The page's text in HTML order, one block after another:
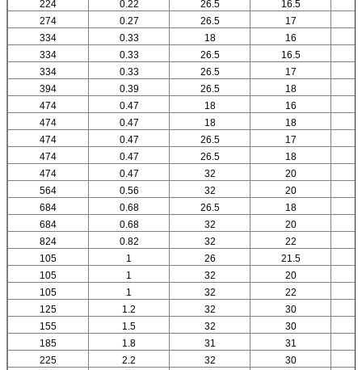
224
0.22 26.5
16.5
274
0.27 26.5
17
334
0.33 18
16
334
0.33 26.5
16.5
334
0.33 26.5
17
394
0.39 26.5
18
474
0.47 18
16
474
0.47 18
18
474
0.47 26.5
17
474
0.47 26.5
18
474
0.47 32
20
564
0.56 32
20
684
0.68 26.5
18
684
0.68 32
20
824
0.82 32
22
105
1 26
21.5
105
1 32
20
105
1 32
22
125
1.2 32
30
155
1.5 32
30
185
1.8 31
31
225
2.2 32
30